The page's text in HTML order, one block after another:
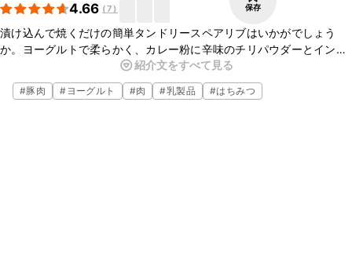
4.66 (7) 保存
漬け込んで焼くだけの簡単タンドリースペアリブはいかがでしょう
か。ヨーグルトで柔らかく、カレー粉に辛味のチリパウダーとインド
料理に合う、ガラムマサラをプラスし焼き上げました。バーベキュー
にもオススメの一品です。
紹介文をすべて見る
#豚肉 #ヨーグルト #肉 #乳製品 #はちみつ